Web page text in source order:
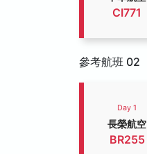
CI771
參考航班 02
Day 1
長榮航空
BR255